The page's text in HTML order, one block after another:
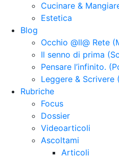
Cucinare &
Estetica
Blog
Occhio @ll@ Rete
Il senno di prima
Pensare l’infinito.
Leggere & Scrivere
Rubriche
Focus
Dossier
Videoarticoli
Ascoltami
Articoli